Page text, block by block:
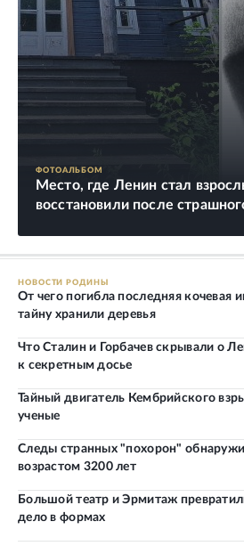
ФОТОАЛЬБОМ
Место, где Ленин стал
восстановили после
НОВОСТИ РОДИНЫ
От чего погибла последняя кочевая
тайну хранили деревья
Что Сталин и Горбачев скрывали о
к секретным досье
Тайный двигатель Кембрийского
ученые
Следы странных "похорон"
возрастом 3200 лет
Большой театр и Эрмитаж
дело в формах